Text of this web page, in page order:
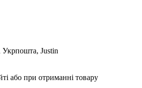
Justin
або при отриманні товару